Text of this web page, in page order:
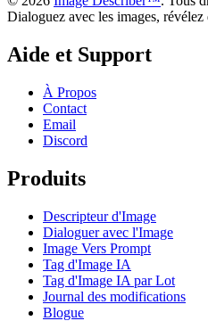
Dialoguez avec les images,
Aide et Support
À Propos
Contact
Email
Discord
Produits
Descripteur d'Image
Dialoguer avec l'Image
Image Vers Prompt
Tag d'Image IA
Tag d'Image IA par Lot
Journal des modifications
Blogue